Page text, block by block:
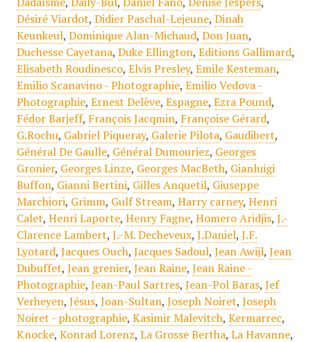
Désiré Viardot, Didier Paschal-Lejeune, Dinah
Keunkeul, Dominique Alan-Michaud, Don Juan,
Duchesse Cayetana, Duke Ellington, Editions Gallimard,
Elisabeth Roudinesco, Elvis Presley, Emile Kesteman,
Emilio Scanavino - Photographie, Emilio Vedova -
Photographie, Ernest Delève, Espagne, Ezra Pound,
Fédor Barjeff, François Jacqmin, Françoise Gérard,
G.Rochu, Gabriel Piqueray, Galerie Pilota, Gaudibert,
Général De Gaulle, Général Dumouriez, Georges
Gronier, Georges Linze, Georges MacBeth, Gianluigi
Buffon, Gianni Bertini, Gilles Anquetil, Giuseppe
Marchiori, Grimm, Gulf Stream, Harry carney, Henri
Calet, Henri Laporte, Henry Fagne, Homero Aridjis, J.-
Clarence Lambert, J.-M. Decheveux, J.Daniel, J.F.
Lyotard, Jacques Ouch, Jacques Sadoul, Jean Awijl, Jean
Dubuffet, Jean grenier, Jean Raine, Jean Raine -
Photographie, Jean-Paul Sartres, Jean-Pol Baras, Jef
Verheyen, Jésus, Joan-Sultan, Joseph Noiret, Joseph
Noiret - photographie, Kasimir Malevitch, Kermarrec,
Knocke, Konrad Lorenz, La Grosse Bertha, La Havanne,